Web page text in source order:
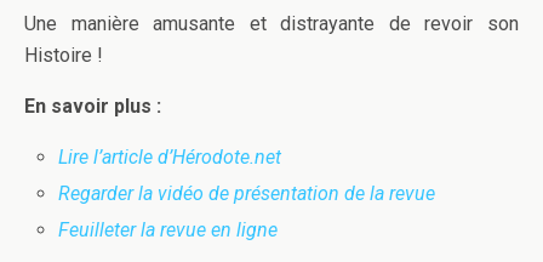
Une manière amusante et distrayante de revoir son
Histoire !
En savoir plus :
Lire l’article d’Hérodote.net
Regarder la vidéo de présentation de la revue
Feuilleter la revue en ligne